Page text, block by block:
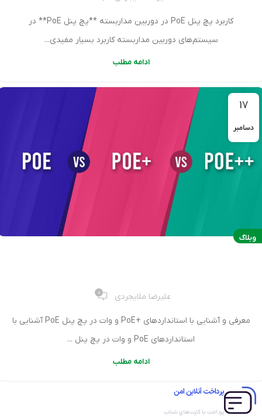
کاربرد پچ پنل PoE در دوربین مداربسته **پچ پنل PoE** در
سیستم‌های دوربین مداربسته کاربرد بسیار مفیدی...
ادامه مطلب
17
دسامبر
وبلاگ
علیرضا ملایجردی 0
معرفی و آشنایی با استانداردهای +PoE و وات در پچ پنل PoE آشنایی با
استانداردهای PoE و وات در پچ پنل ...
ادامه مطلب
پرداخت آنلاین امن
پرداخت با کارت‌های شتاب